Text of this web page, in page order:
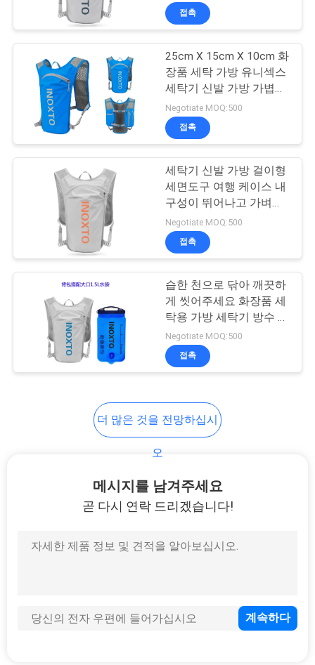
에바 전자적 경우
46
스포츠는 의복을 입
습니다
19
형 손가방
EVA 필통
접촉
25cm X 15cm X 10cm 화
장품 세탁 가방 유니섹스
세탁기 신발 가방 가볍고
내구성 있는 방수 여행 조
직기
Negotiate MOQ:500
접촉
세탁기 신발 가방 걸이형
세면도구 여행 케이스 내
구성이 뛰어나고 가벼운
세면도구 세척 가방 여행
및 일상용 정리
Negotiate MOQ:500
접촉
습한 천으로 닦아 깨끗하
게 씻어주세요 화장품 세
탁용 가방 세탁기 방수 신
발 가방 여행용 내구성 있
고 가볍습니다
Negotiate MOQ:500
접촉
더 많은 것을 전망하십시
오
메시지를 남겨주세요
곧 다시 연락 드리겠습니다!